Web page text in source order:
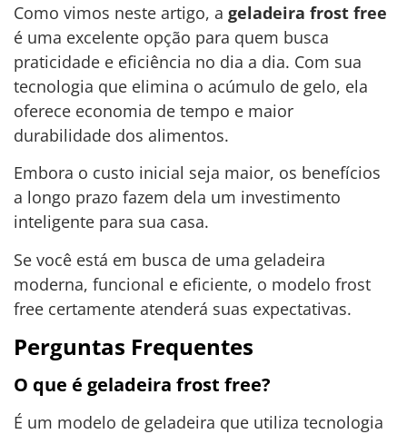
Como vimos neste artigo, a geladeira frost free
é uma excelente opção para quem busca
praticidade e eficiência no dia a dia. Com sua
tecnologia que elimina o acúmulo de gelo, ela
oferece economia de tempo e maior
durabilidade dos alimentos.
Embora o custo inicial seja maior, os benefícios
a longo prazo fazem dela um investimento
inteligente para sua casa.
Se você está em busca de uma geladeira
moderna, funcional e eficiente, o modelo frost
free certamente atenderá suas expectativas.
Perguntas Frequentes
O que é geladeira frost free?
É um modelo de geladeira que utiliza tecnologia